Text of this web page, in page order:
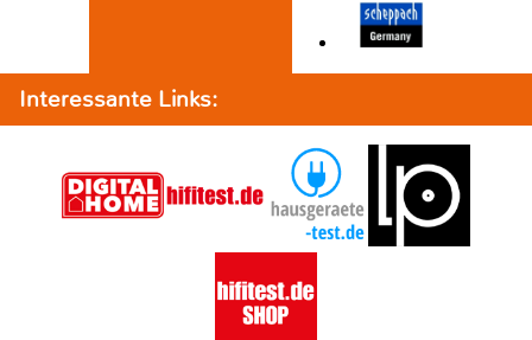
Interessante Links: